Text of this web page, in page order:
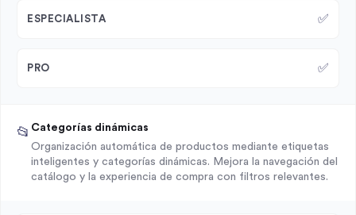
ESPECIALISTA ✅
PRO ✅
📂 Categorías dinámicas
Organización automática de productos mediante etiquetas
inteligentes y categorías dinámicas. Mejora la navegación del
catálogo y la experiencia de compra con filtros relevantes.